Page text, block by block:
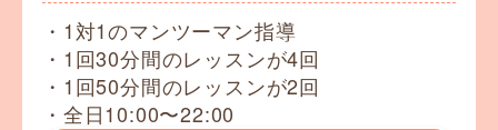
・1対1のマンツーマン指導
・1回30分間のレッスンが4回
・1回50分間のレッスンが2回
・全日10:00〜22:00